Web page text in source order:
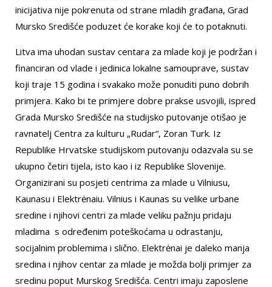
inicijativa nije pokrenuta od strane mladih građana, Grad
Mursko Središće poduzet će korake koji će to potaknuti.
Litva ima uhodan sustav centara za mlade koji je podržan i
financiran od vlade i jedinica lokalne samouprave, sustav
koji traje 15 godina i svakako može ponuditi puno dobrih
primjera. Kako bi te primjere dobre prakse usvojili, ispred
Grada Mursko Središće na studijsko putovanje otišao je
ravnatelj Centra za kulturu „Rudar“, Zoran Turk. Iz
Republike Hrvatske studijskom putovanju odazvala su se
ukupno četiri tijela, isto kao i iz Republike Slovenije.
Organizirani su posjeti centrima za mlade u Vilniusu,
Kaunasu i Elektrėnaiu. Vilnius i Kaunas su velike urbane
sredine i njihovi centri za mlade veliku pažnju pridaju
mladima s određenim poteškoćama u odrastanju,
socijalnim problemima i slično. Elektrėnai je daleko manja
sredina i njihov centar za mlade je možda bolji primjer za
sredinu poput Murskog Središća. Centri imaju zaposlene